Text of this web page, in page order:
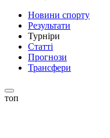
Новини спорту
Результати
Турніри
Статті
Прогнози
Трансфери
топ